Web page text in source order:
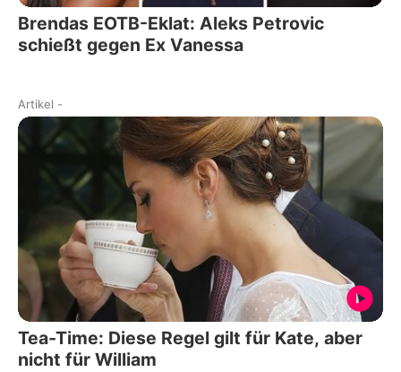
Brendas EOTB-Eklat: Aleks Petrovic
schießt gegen Ex Vanessa
Artikel -
Tea-Time: Diese Regel gilt für Kate, aber
nicht für William